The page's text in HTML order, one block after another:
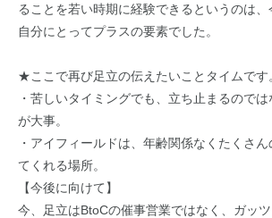
ることを若い時期に経験できるというのは
自分にとってプラスの要素でした。
★ここで再び足立の伝えたいことタイムです
・苦しいタイミングでも、立ち止まるので
が大事。
・アイフィールドは、年齢関係なくたくさん
てくれる場所。
【今後に向けて】
今、足立はBtoCの催事営業ではなく、ガッ